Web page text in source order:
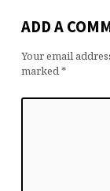
ADD A
Your email
marked *